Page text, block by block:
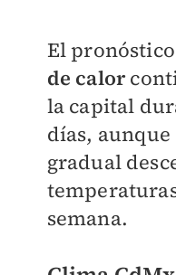
El
de calor
la capital
días,
gradual
semana.